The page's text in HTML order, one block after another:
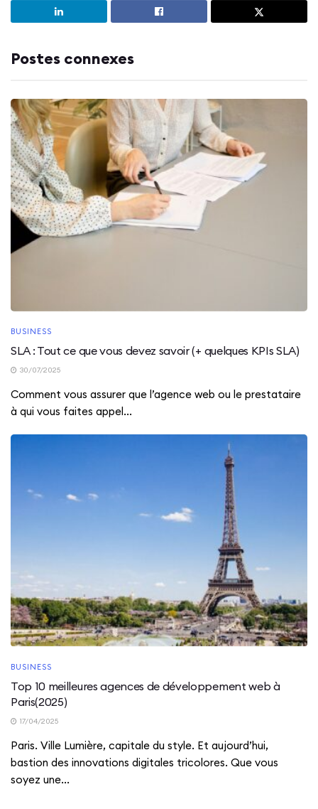
Postes connexes
BUSINESS
SLA : Tout ce que vous devez savoir (+ quelques KPIs SLA)
30/07/2025
Comment vous assurer que l’agence web ou le prestataire
à qui vous faites appel...
BUSINESS
Top 10 meilleures agences de développement web à
Paris(2025)
17/04/2025
Paris. Ville Lumière, capitale du style. Et aujourd’hui,
bastion des innovations digitales tricolores. Que vous
soyez une...